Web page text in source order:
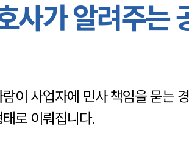
채용정보
사가 알려주는
이 사업자에 민사 책임을 묻는
로 이뤄집니다.